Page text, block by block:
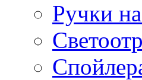
Ручки